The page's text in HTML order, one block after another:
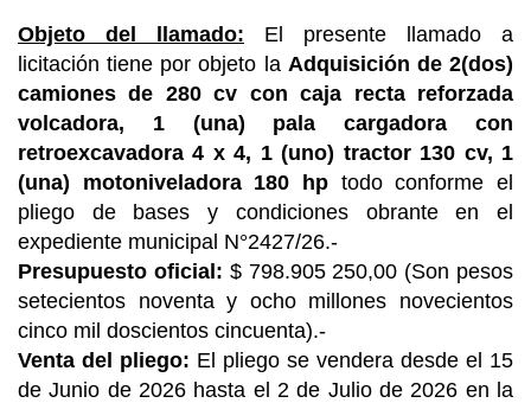
Objeto del llamado: El presente llamado a
licitación tiene por objeto la Adquisición de 2(dos)
camiones de 280 cv con caja recta reforzada
volcadora, 1 (una) pala cargadora con
retroexcavadora 4 x 4, 1 (uno) tractor 130 cv, 1
(una) motoniveladora 180 hp todo conforme el
pliego de bases y condiciones obrante en el
expediente municipal N°2427/26.-
Presupuesto oficial: $ 798.905 250,00 (Son pesos
setecientos noventa y ocho millones novecientos
cinco mil doscientos cincuenta).-
Venta del pliego: El pliego se vendera desde el 15
de Junio de 2026 hasta el 2 de Julio de 2026 en la